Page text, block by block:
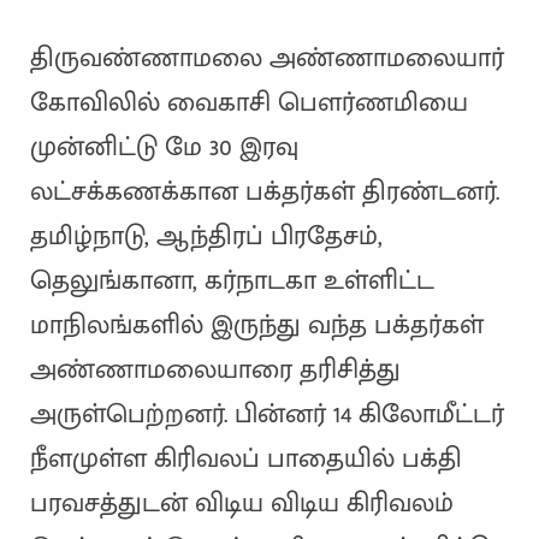
திருவண்ணாமலை அண்ணாமலையார்
கோவிலில் வைகாசி பௌர்ணமியை
முன்னிட்டு மே 30 இரவு
லட்சக்கணக்கான பக்தர்கள் திரண்டனர்.
தமிழ்நாடு, ஆந்திரப் பிரதேசம்,
தெலுங்கானா, கர்நாடகா உள்ளிட்ட
மாநிலங்களில் இருந்து வந்த பக்தர்கள்
அண்ணாமலையாரை தரிசித்து
அருள்பெற்றனர். பின்னர் 14 கிலோமீட்டர்
நீளமுள்ள கிரிவலப் பாதையில் பக்தி
பரவசத்துடன் விடிய விடிய கிரிவலம்